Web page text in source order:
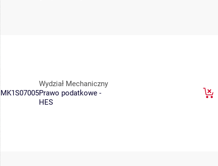
MK1S07005
Wydział Mechaniczny
Prawo podatkowe -
HES